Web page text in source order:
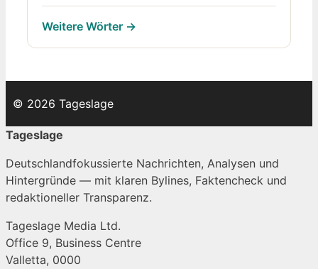
Weitere Wörter →
© 2026 Tageslage
Tageslage
Deutschlandfokussierte Nachrichten, Analysen und
Hintergründe — mit klaren Bylines, Faktencheck und
redaktioneller Transparenz.
Tageslage Media Ltd.
Office 9, Business Centre
Valletta, 0000